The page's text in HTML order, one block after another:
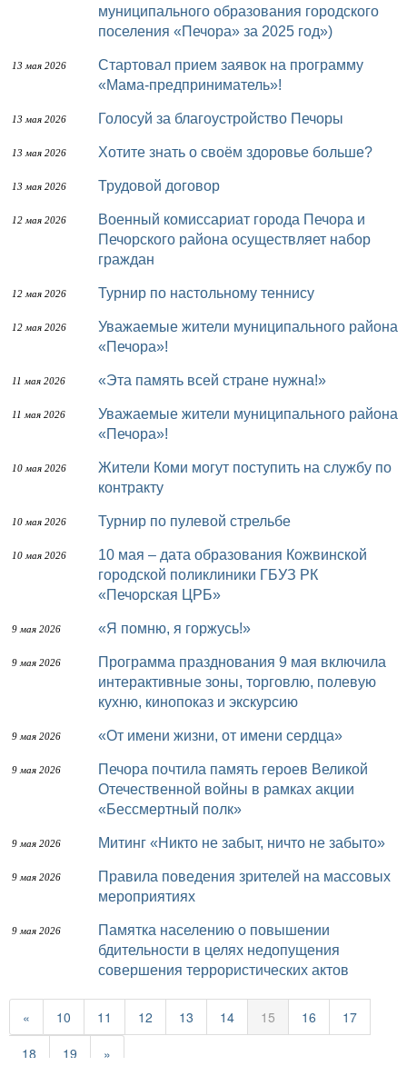
муниципального образования городского
поселения «Печора» за 2025 год»)
13 мая 2026
Стартовал прием заявок на программу
«Мама-предприниматель»!
13 мая 2026 Голосуй за благоустройство Печоры
13 мая 2026 Хотите знать о своём здоровье больше?
13 мая 2026 Трудовой договор
12 мая 2026
Военный комиссариат города Печора и
Печорского района осуществляет набор
граждан
12 мая 2026 Турнир по настольному теннису
12 мая 2026
Уважаемые жители муниципального района
«Печора»!
11 мая 2026 «Эта память всей стране нужна!»
11 мая 2026
Уважаемые жители муниципального района
«Печора»!
10 мая 2026
Жители Коми могут поступить на службу по
контракту
10 мая 2026 Турнир по пулевой стрельбе
10 мая 2026
10 мая – дата образования Кожвинской
городской поликлиники ГБУЗ РК
«Печорская ЦРБ»
9 мая 2026 «Я помню, я горжусь!»
9 мая 2026
Программа празднования 9 мая включила
интерактивные зоны, торговлю, полевую
кухню, кинопоказ и экскурсию
9 мая 2026 «От имени жизни, от имени сердца»
9 мая 2026
Печора почтила память героев Великой
Отечественной войны в рамках акции
«Бессмертный полк»
9 мая 2026 Митинг «Никто не забыт, ничто не забыто»
9 мая 2026
Правила поведения зрителей на массовых
мероприятиях
9 мая 2026
Памятка населению о повышении
бдительности в целях недопущения
совершения террористических актов
« 10 11 12 13 14 15 16
17
18
19 »